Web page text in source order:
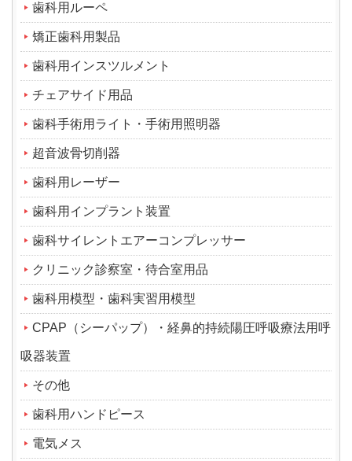
歯科用ルーペ
矯正歯科用製品
歯科用インスツルメント
チェアサイド用品
歯科手術用ライト・手術用照明器
超音波骨切削器
歯科用レーザー
歯科用インプラント装置
歯科サイレントエアーコンプレッサー
クリニック診察室・待合室用品
歯科用模型・歯科実習用模型
CPAP（シーパップ）・経鼻的持続陽圧呼吸療法用呼
吸器装置
その他
歯科用ハンドピース
電気メス